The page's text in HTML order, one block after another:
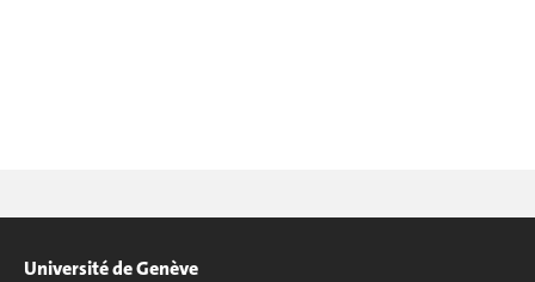
Université de Genève